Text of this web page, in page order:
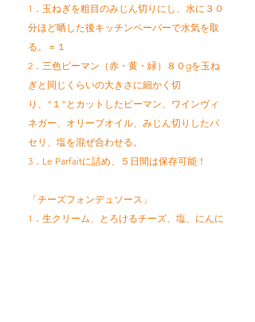
1．玉ねぎを粗目のみじん切りにし、水に３０
分ほど晒した後キッチンペーパーで水気を取
る。＝１
2．三色ピーマン（赤・黄・緑）８０gを玉ね
ぎと同じくらいの大きさに細かく切
り、“１”とカットしたピーマン、ワインヴィ
ネガー、オリーブオイル、みじん切りしたパ
セリ、塩を混ぜ合わせる。
3．Le Parfaitに詰め、５日間は保存可能！
「チーズフォンデュソース」
1．生クリーム、とろけるチーズ、塩、にんに